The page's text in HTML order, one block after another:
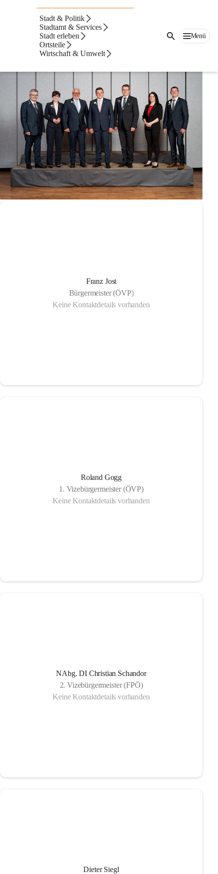
Stadt & Politik
Stadtamt & Services
Stadt erleben
Ortsteile
Wirtschaft & Umwelt
Menü
Stadtrat der
Stadtgemeinde
Fürstenfeld
Franz Jost
Bürgermeister (ÖVP)
Keine Kontaktdetails vorhanden
Roland Gogg
1. Vizebürgermeister (ÖVP)
Keine Kontaktdetails vorhanden
NAbg. DI Christian Schandor
2. Vizebürgermeister (FPÖ)
Keine Kontaktdetails vorhanden
Dieter Siegl